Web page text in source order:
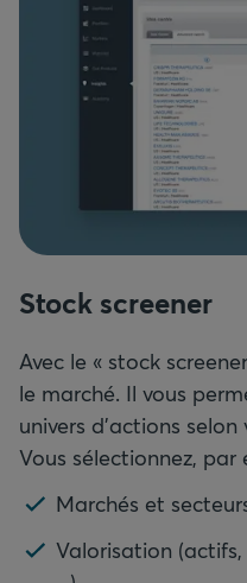
Stock screener
Avec le « stock
le marché. Il vous
univers d’actions
Vous sélectionnez, par
Marchés et
Valorisation